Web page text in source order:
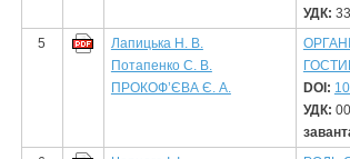
УДК:
5
Лапицька Н. В.
Потапенко С. В.
ПРОКОФ’ЄВА Є. А.
DOI:
УДК: